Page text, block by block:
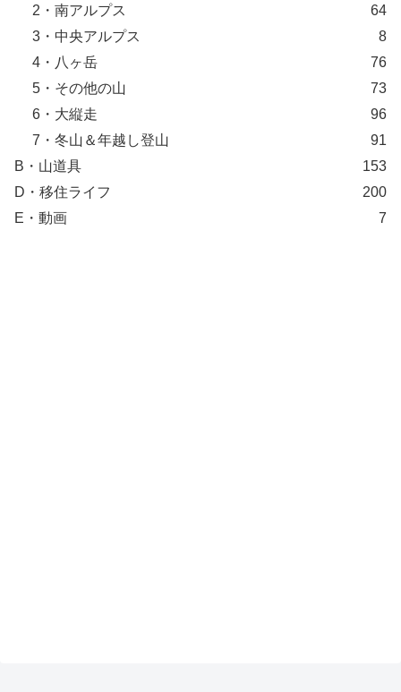
2・南アルプス
64
3・中央アルプス
8
4・八ヶ岳
76
5・その他の山
73
6・大縦走
96
7・冬山＆年越し登山
91
B・山道具
153
D・移住ライフ
200
E・動画
7